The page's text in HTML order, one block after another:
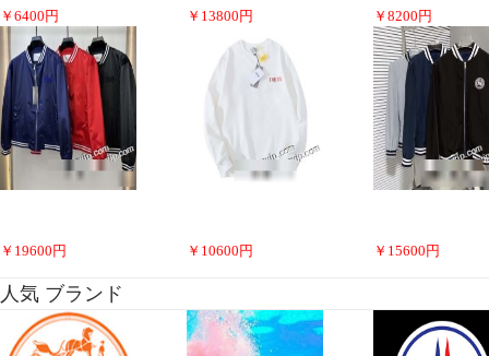
￥ 6400 円 ￥ 13800 円 ￥ 8200 円
￥ 19600 円 ￥ 10600 円 ￥ 15600 円
人気 ブランド